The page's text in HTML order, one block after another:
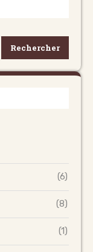
Rechercher
(6)
(8)
(1)